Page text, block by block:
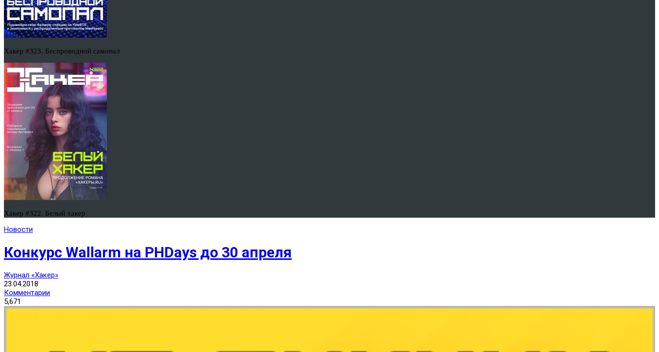
Хакер #323. Беспроводной самопал
Хакер #322. Белый хакер
Новости
Конкурс Wallarm на PHDays до 30 апреля
Журнал «Хакер»
23.04.2018
Комментарии
5,671